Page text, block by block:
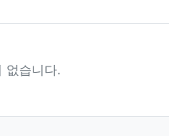
없습니다.